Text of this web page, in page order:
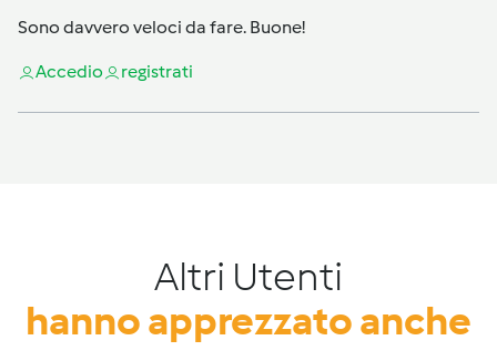
Sono davvero veloci da fare. Buone!
Accedio registrati
Altri Utenti
hanno apprezzato anche